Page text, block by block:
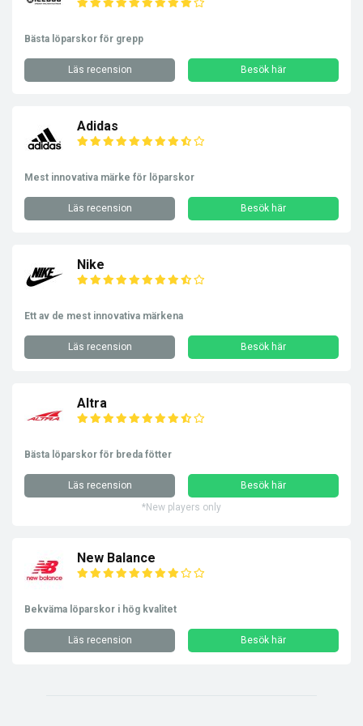
Bästa löparskor för grepp
Läs recension Besök här
Adidas
Mest innovativa märke för löparskor
Läs recension Besök här
Nike
Ett av de mest innovativa märkena
Läs recension Besök här
Altra
Bästa löparskor för breda fötter
Läs recension
Besök här
*New players only
New Balance
Bekväma löparskor i hög kvalitet
Läs recension Besök här